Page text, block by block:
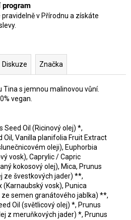
program
pravidelně v Přírodnu a získáte
Diskuze Značka
Tina s jemnou malinovou vůní.
vegan.
Seed Oil (Ricinový olej) *,
Oil, Vanilla planifolia Fruit Extract
oleji), Euphorbia
vosk), Caprylic / Capric
kokosový olej), Mica, Prunus
ze švestkových jader) **,
(Karnaubský vosk), Punica
semen granátového jablka) **,
Oil (světlicový olej) *, Prunus
z meruňkových jader) *, Prunus